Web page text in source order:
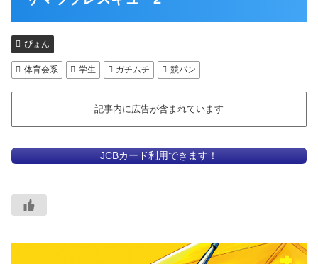
ぴょん
体育会系 学生 ガチムチ 競パン
記事内に広告が含まれています
JCBカード利用できます！